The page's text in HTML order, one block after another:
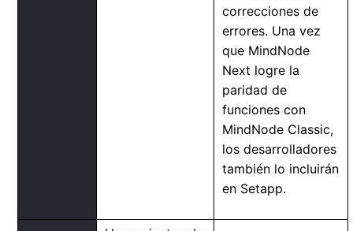
correcciones de
errores. Una vez
que MindNode
Next logre la
paridad de
funciones con
MindNode Classic,
los desarrolladores
también lo incluirán
en Setapp.